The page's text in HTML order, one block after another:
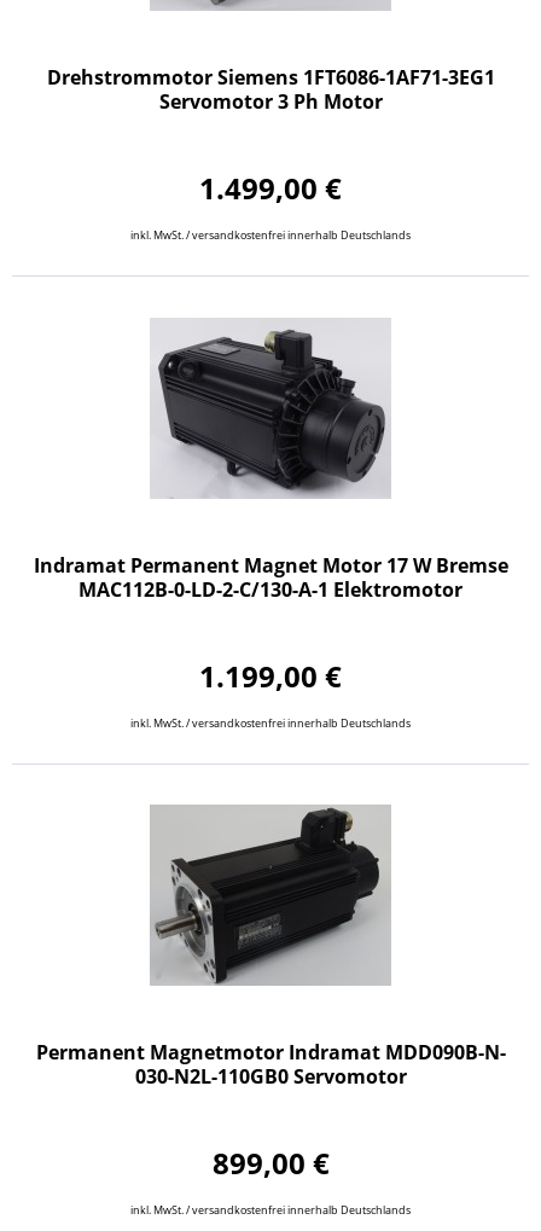
Drehstrommotor Siemens 1FT6086-1AF71-3EG1
Servomotor 3 Ph Motor
1.499,00 €
inkl. MwSt. / versandkostenfrei innerhalb Deutschlands
Indramat Permanent Magnet Motor 17 W Bremse
MAC112B-0-LD-2-C/130-A-1 Elektromotor
1.199,00 €
inkl. MwSt. / versandkostenfrei innerhalb Deutschlands
Permanent Magnetmotor Indramat MDD090B-N-
030-N2L-110GB0 Servomotor
899,00 €
inkl. MwSt. / versandkostenfrei innerhalb Deutschlands